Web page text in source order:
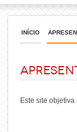
INÍCIO
Este site